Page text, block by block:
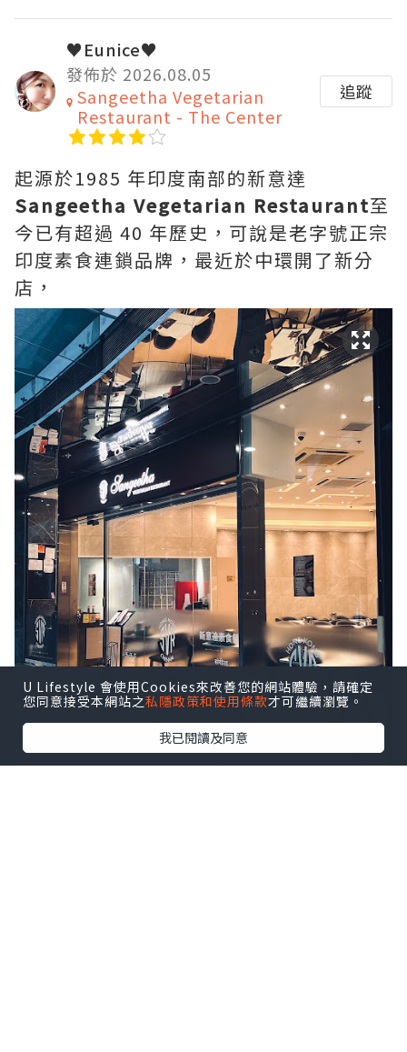
♥Eunice♥
發佈於 2026.08.05
Sangeetha Vegetarian
Restaurant - The Center
追蹤
起源於1985 年印度南部的新意達
Sangeetha Vegetarian Restaurant至
今已有超過 40 年歷史，可說是老字號正宗
印度素食連鎖品牌，最近於中環開了新分
店，
U Lifestyle 會使用Cookies來改善您的網站體驗，請確定
您同意接受本網站之私隱政策和使用條款才可繼續瀏覽。
我已閱讀及同意